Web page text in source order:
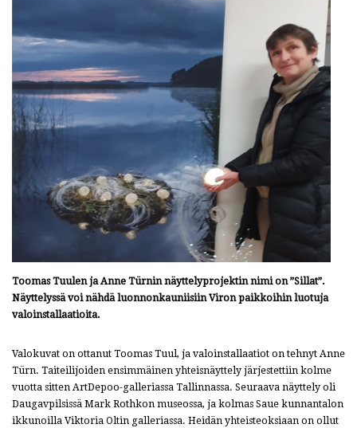
Toomas Tuulen ja Anne Türnin näyttelyprojektin nimi on ”Sillat”.
Näyttelyssä voi nähdä luonnonkauniisiin Viron paikkoihin luotuja
valoinstallaatioita.
Valokuvat on ottanut Toomas Tuul, ja valoinstallaatiot on tehnyt Anne
Türn. Taiteilijoiden ensimmäinen yhteisnäyttely järjestettiin kolme
vuotta sitten ArtDepoo-galleriassa Tallinnassa. Seuraava näyttely oli
Daugavpilsissä Mark Rothkon museossa, ja kolmas Saue kunnantalon
ikkunoilla Viktoria Oltin galleriassa. Heidän yhteisteoksiaan on ollut